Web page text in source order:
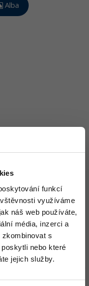
funkcí
využíváme
náš web používáte,
média, inzerci a
zkombinovat s
nebo které
jejich služby.
Alba